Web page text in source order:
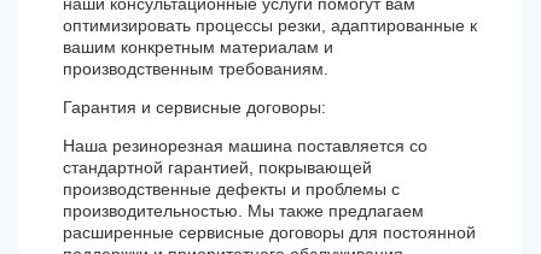
оптимизировать процессы резки, адаптированные к
вашим конкретным материалам и
производственным требованиям.
Гарантия и сервисные договоры:
Наша резинорезная машина поставляется со
стандартной гарантией, покрывающей
производственные дефекты и проблемы с
производительностью. Мы также предлагаем
расширенные сервисные договоры для постоянной